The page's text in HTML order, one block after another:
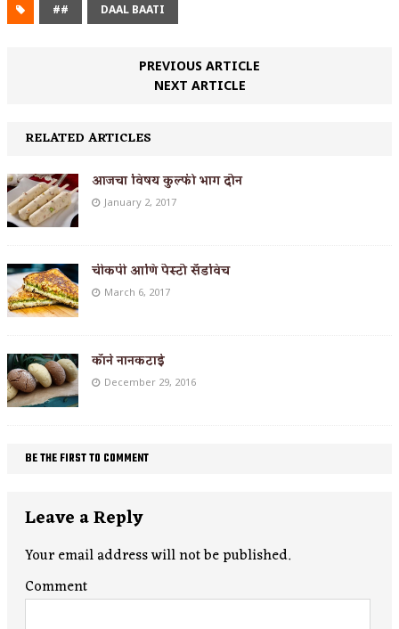
## DAAL BAATI
PREVIOUS ARTICLE
NEXT ARTICLE
RELATED ARTICLES
आजचा विषय कुल्फी भाग दोन
January 2, 2017
चीकपी आणि पेस्टो सँडविच
March 6, 2017
कॉर्न नानकटाई
December 29, 2016
BE THE FIRST TO COMMENT
Leave a Reply
Your email address will not be published.
Comment